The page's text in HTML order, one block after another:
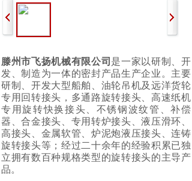
滕州市飞扬机械有限公司 是一家以研制、开
发、制造为一体的密封产品生产企业。主要
研制、开发大型船舶、油轮吊机及远洋货轮
专用回转接头，多通路旋转接头、高速纸机
专用旋转快换接头、不锈钢波纹管、补偿
器、合金接头、专用转炉接头、液压滑环、
高接头、金属软管、炉泥炮液压接头、连铸
旋转接头等；经过二十余年的经验积累已独
立拥有数百种规格类型的旋转接头的主导产
品。